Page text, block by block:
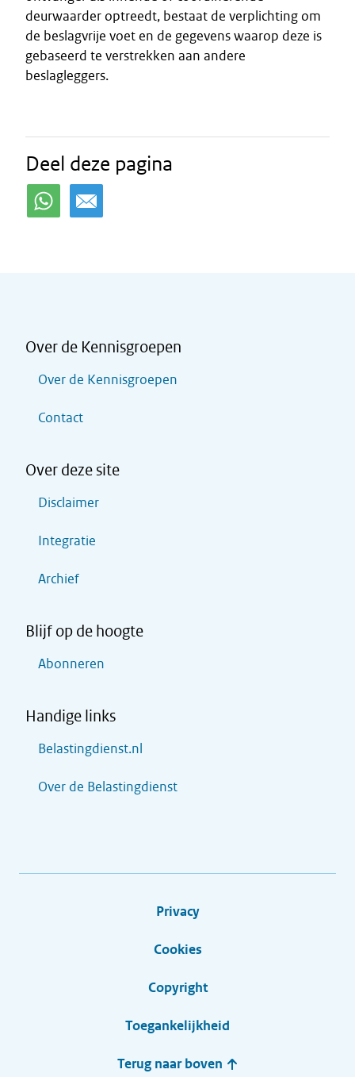
deurwaarder optreedt, bestaat de verplichting om
de beslagvrije voet en de gegevens waarop deze is
gebaseerd te verstrekken aan andere
beslagleggers.
Deel deze pagina
Over de Kennisgroepen
Over de Kennisgroepen
Contact
Over deze site
Disclaimer
Integratie
Archief
Blijf op de hoogte
Abonneren
Handige links
Belastingdienst.nl
Over de Belastingdienst
Privacy
Cookies
Copyright
Toegankelijkheid
Terug naar boven